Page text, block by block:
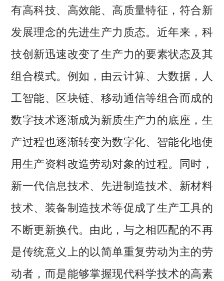
有高科技、高效能、高质量特征，符合新
发展理念的先进生产力质态。近年来，科
技创新迅速改变了生产力的要素状态及其
组合模式。例如，由云计算、大数据，人
工智能、区块链、移动通信等组合而成的
数字技术逐渐成为新质生产力的底座，生
产过程也逐渐转变为数字化、智能化地使
用生产资料改造劳动对象的过程。同时，
新一代信息技术、先进制造技术、新材料
技术、装备制造技术等促成了生产工具的
不断更新换代。由此，与之相匹配的不再
是传统意义上的以简单重复劳动为主的劳
动者，而是能够掌握现代科学技术的高素